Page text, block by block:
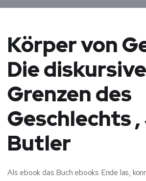
Körper von
Die
Grenzen des
Geschlechts
Butler
Als ebook das Buch ebooks Ende las,